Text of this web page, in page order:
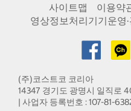
사이트맵 이용약
영상정보처리기기운영
(주)코스트코 코리아
14347 경기도 광명시 일직로
| 사업자 등록번호 : 107-81-